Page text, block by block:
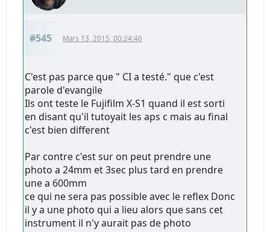
#545 Mars 13, 2015, 00:24:46
C'est pas parce que " CI a testé." que c'est
parole d'evangile
Ils ont teste le Fujifilm X-S1 quand il est sorti
en disant qu'il tutoyait les aps c mais au final
c'est bien different
Par contre c'est sur on peut prendre une
photo a 24mm et 3sec plus tard en prendre
une a 600mm
ce qui ne sera pas possible avec le reflex Donc
il y a une photo qui a lieu alors que sans cet
instrument il n'y aurait pas de photo